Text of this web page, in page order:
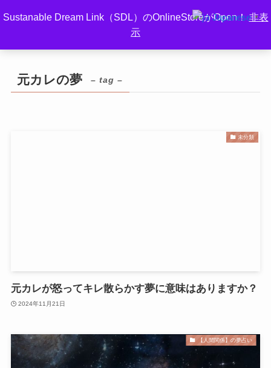
Sustanable Dream Link（SDL）のOnlineStoreがOpen！非表
示
元カレの夢 – tag –
未分類
元カレが怒ってキレ散らかす夢に意味はありますか？
2024年11月21日
【人間関係】の夢占い
Japanese ▼